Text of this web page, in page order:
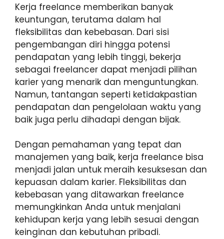
Kerja freelance memberikan banyak
keuntungan, terutama dalam hal
fleksibilitas dan kebebasan. Dari sisi
pengembangan diri hingga potensi
pendapatan yang lebih tinggi, bekerja
sebagai freelancer dapat menjadi pilihan
karier yang menarik dan menguntungkan.
Namun, tantangan seperti ketidakpastian
pendapatan dan pengelolaan waktu yang
baik juga perlu dihadapi dengan bijak.
Dengan pemahaman yang tepat dan
manajemen yang baik, kerja freelance bisa
menjadi jalan untuk meraih kesuksesan dan
kepuasan dalam karier. Fleksibilitas dan
kebebasan yang ditawarkan freelance
memungkinkan Anda untuk menjalani
kehidupan kerja yang lebih sesuai dengan
keinginan dan kebutuhan pribadi.